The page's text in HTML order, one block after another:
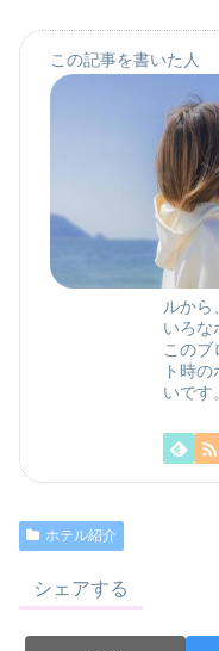
この記事を書いた人
ルから
いろな
このブ
ト時
いです。
ホテル紹介
シェアする